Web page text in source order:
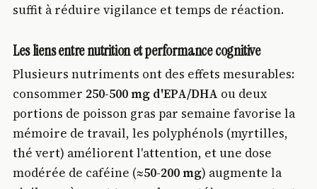
suffit à réduire vigilance et temps de réaction.
Les liens entre nutrition et performance cognitive
Plusieurs nutriments ont des effets mesurables:
consommer 250-500 mg d'EPA/DHA ou deux
portions de poisson gras par semaine favorise la
mémoire de travail, les polyphénols (myrtilles,
thé vert) améliorent l'attention, et une dose
modérée de caféine (≈50-200 mg) augmente la